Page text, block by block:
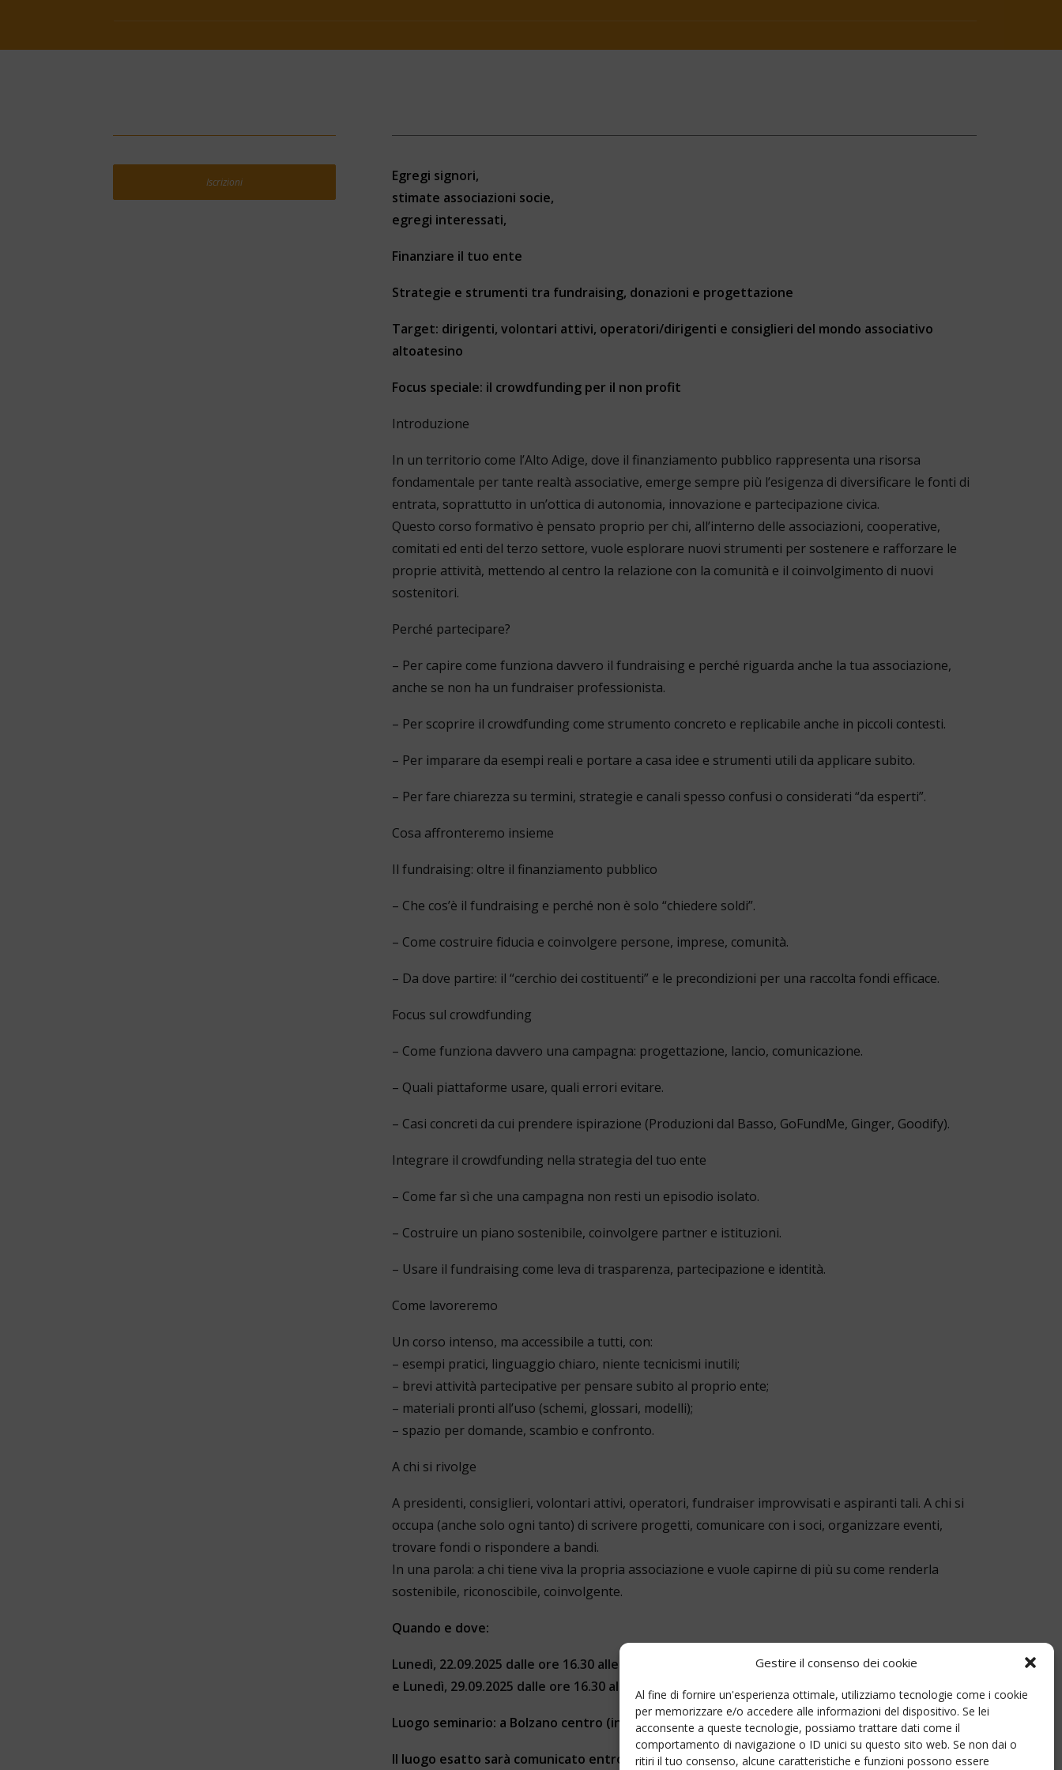
Gestire il consenso dei cookie
Al fine di fornire un'esperienza ottimale, utilizziamo tecnologie come i cookie
per memorizzare e/o accedere alle informazioni del dispositivo. Se lei
acconsente a queste tecnologie, possiamo trattare dati come il
comportamento di navigazione o ID unici su questo sito web. Se non dai o
ritiri il tuo consenso, alcune caratteristiche e funzioni possono essere
Iscrizioni
Egregi signori,
stimate associazioni socie,
egregi interessati,
Finanziare il tuo ente
Strategie e strumenti tra fundraising, donazioni e progettazione
Target: dirigenti, volontari attivi, operatori/dirigenti e consiglieri del mondo associativo
altoatesino
Focus speciale: il crowdfunding per il non profit
Introduzione
In un territorio come l’Alto Adige, dove il finanziamento pubblico rappresenta una risorsa
fondamentale per tante realtà associative, emerge sempre più l’esigenza di diversificare le fonti di
entrata, soprattutto in un’ottica di autonomia, innovazione e partecipazione civica.
Questo corso formativo è pensato proprio per chi, all’interno delle associazioni, cooperative,
comitati ed enti del terzo settore, vuole esplorare nuovi strumenti per sostenere e rafforzare le
proprie attività, mettendo al centro la relazione con la comunità e il coinvolgimento di nuovi
sostenitori.
Perché partecipare?
– Per capire come funziona davvero il fundraising e perché riguarda anche la tua associazione,
anche se non ha un fundraiser professionista.
– Per scoprire il crowdfunding come strumento concreto e replicabile anche in piccoli contesti.
– Per imparare da esempi reali e portare a casa idee e strumenti utili da applicare subito.
– Per fare chiarezza su termini, strategie e canali spesso confusi o considerati “da esperti”.
Cosa affronteremo insieme
Il fundraising: oltre il finanziamento pubblico
– Che cos’è il fundraising e perché non è solo “chiedere soldi”.
– Come costruire fiducia e coinvolgere persone, imprese, comunità.
– Da dove partire: il “cerchio dei costituenti” e le precondizioni per una raccolta fondi efficace.
Focus sul crowdfunding
– Come funziona davvero una campagna: progettazione, lancio, comunicazione.
– Quali piattaforme usare, quali errori evitare.
– Casi concreti da cui prendere ispirazione (Produzioni dal Basso, GoFundMe, Ginger, Goodify).
Integrare il crowdfunding nella strategia del tuo ente
– Come far sì che una campagna non resti un episodio isolato.
– Costruire un piano sostenibile, coinvolgere partner e istituzioni.
– Usare il fundraising come leva di trasparenza, partecipazione e identità.
Come lavoreremo
Un corso intenso, ma accessibile a tutti, con:
– esempi pratici, linguaggio chiaro, niente tecnicismi inutili;
– brevi attività partecipative per pensare subito al proprio ente;
– materiali pronti all’uso (schemi, glossari, modelli);
– spazio per domande, scambio e confronto.
A chi si rivolge
A presidenti, consiglieri, volontari attivi, operatori, fundraiser improvvisati e aspiranti tali. A chi si
occupa (anche solo ogni tanto) di scrivere progetti, comunicare con i soci, organizzare eventi,
trovare fondi o rispondere a bandi.
In una parola: a chi tiene viva la propria associazione e vuole capirne di più su come renderla
sostenibile, riconoscibile, coinvolgente.
Quando e dove:
Lunedì, 22.09.2025 dalle ore 16.30 alle ore 19.30
e Lunedì, 29.09.2025 dalle ore 16.30 alle ore 19.30
Luogo seminario: a Bolzano centro (in presenza).
Il luogo esatto sarà comunicato entro e non oltre il 12.09.2025